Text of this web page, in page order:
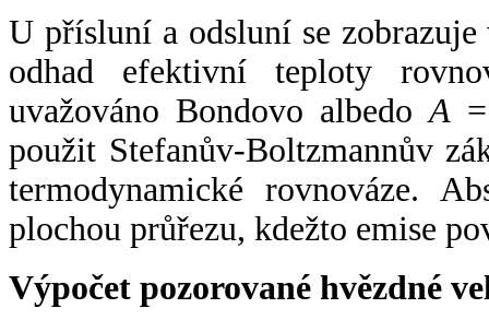
U přísluní a odsluní se
odhad efektivní teploty
uvažováno Bondovo albedoA
použit Stefanův-Boltzmannův
termodynamické rovnováze.
plochou průřezu, kdežto emise
Výpočet pozorované hvězdné